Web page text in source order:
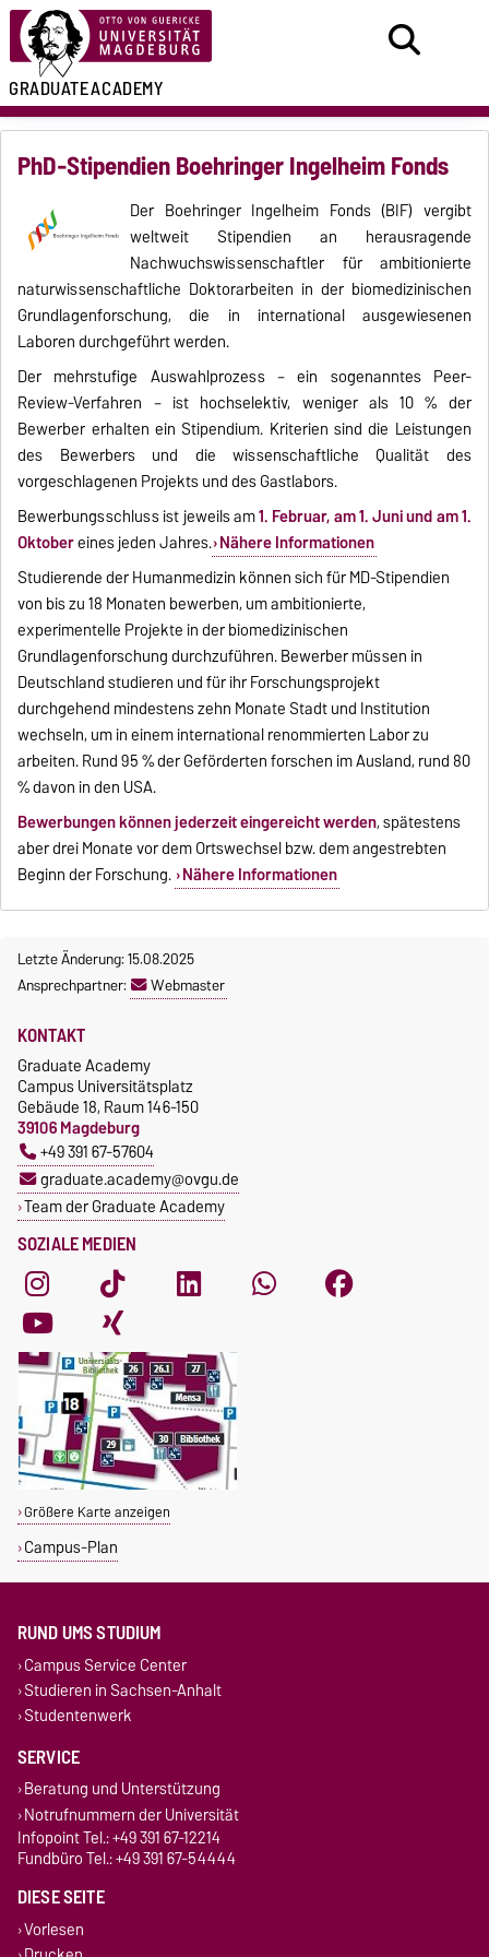
GRADUATEACADEMY
PhD-Stipendien Boehringer Ingelheim Fonds
Der Boehringer Ingelheim Fonds (BIF) vergibt
weltweit Stipendien an herausragende
Nachwuchswissenschaftler für ambitionierte
naturwissenschaftliche Doktorarbeiten in der biomedizinischen
Grundlagenforschung, die in international ausgewiesenen
Laboren durchgeführt werden.
Der mehrstufige Auswahlprozess – ein sogenanntes Peer-
Review-Verfahren – ist hochselektiv, weniger als 10 % der
Bewerber erhalten ein Stipendium. Kriterien sind die Leistungen
des Bewerbers und die wissenschaftliche Qualität des
vorgeschlagenen Projekts und des Gastlabors.
Bewerbungsschluss ist jeweils am1. Februar, am 1. Juni und am 1.
Oktobereines jeden Jahres. Nähere Informationen
Studierende der Humanmedizin können sich für MD-Stipendien
von bis zu 18 Monaten bewerben, um ambitionierte,
experimentelle Projekte in der biomedizinischen
Grundlagenforschung durchzuführen. Bewerber müssen in
Deutschland studieren und für ihr Forschungsprojekt
durchgehend mindestens zehn Monate Stadt und Institution
wechseln, um in einem international renommierten Labor zu
arbeiten. Rund 95 % der Geförderten forschen im Ausland, rund 80
% davon in den USA.
Bewerbungen können jederzeit eingereicht werden, spätestens
aber drei Monate vor dem Ortswechsel bzw. dem angestrebten
Beginn der Forschung. Nähere Informationen
Letzte Änderung: 15.08.2025
Ansprechpartner:
Webmaster
SOZIALE MEDIEN
KONTAKT
Graduate Academy
Campus Universitätsplatz
Gebäude 18, Raum 146-150
39106 Magdeburg
+49 391 67-57604
graduate.academy@ovgu.de
Team der Graduate Academy
Größere Karte anzeigen
Campus-Plan
RUND UMS STUDIUM
Campus Service Center
Studieren in Sachsen-Anhalt
Studentenwerk
SERVICE
Beratung und Unterstützung
Notrufnummern der Universität
Infopoint Tel.: +49 391 67-12214
Fundbüro Tel.: +49 391 67-54444
DIESE SEITE
Vorlesen